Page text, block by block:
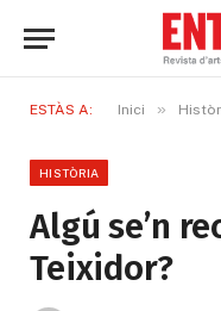
ESTÀS A: Inici »
HISTÒRIA
Algú se’n
Teixidor?